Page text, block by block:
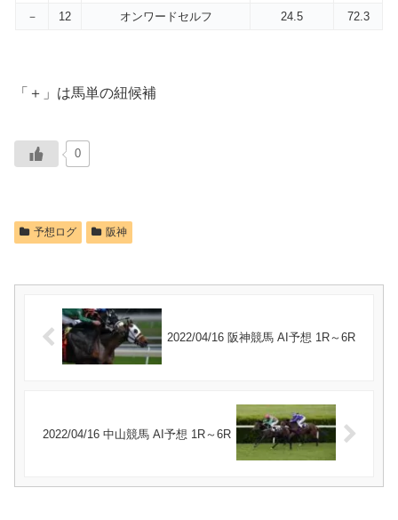
－
12 オンワードセルフ 24.5 72.3
「＋」は馬単の紐候補
0
予想ログ 阪神
2022/04/16 阪神競馬 AI予想 1R～6R
2022/04/16 中山競馬 AI予想 1R～6R